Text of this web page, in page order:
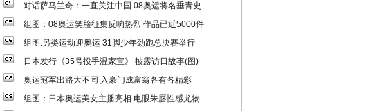
对话萨马兰奇：一直关注中国 08奥运将名垂青史
组图：08奥运笑脸征集反响热烈 作品已近5000件
组图:另类运动迎奥运 31脚少年劲跑总决赛举行
日本发行《35号投手温家宝》 披露访日故事(图)
奥运冠军出路大不同 入豪门成富翁各有各精彩
组图：日本奥运美女主播亮相 电眼朱唇性感尤物